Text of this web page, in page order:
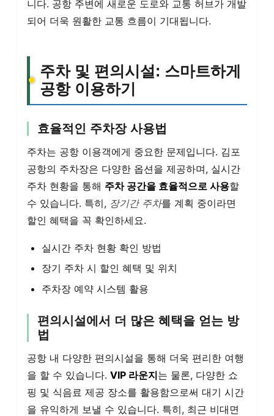
니다. 공항 주변에 새로운 도로와 교통 허브가 개발
되어 더욱 원활한 교통 흐름이 기대됩니다.
주차 및 편의시설: 스마트하게
공항 이용하기
효율적인 주차장 사용법
주차는 공항 이용객에게 중요한 문제입니다. 김포
공항의 주차장은 다양한 옵션을 제공하며, 실시간
주차 현황을 통해 주차 공간을 효율적으로 사용할
수 있습니다. 특히, 장기간 주차를 계획 중이라면
할인 혜택을 꼭 확인하세요.
실시간 주차 현황 확인 방법
장기 주차 시 할인 혜택 및 위치
주차장 예약 시스템 활용
편의시설에서 더 많은 혜택을 얻는 방
법
공항 내 다양한 편의시설을 통해 더욱 편리한 여행
을 할 수 있습니다. VIP 라운지는 물론, 다양한 쇼
핑 및 식음료 제공 장소를 활용함으로써 대기 시간
을 유익하게 보낼 수 있습니다. 특히, 최근 비대면